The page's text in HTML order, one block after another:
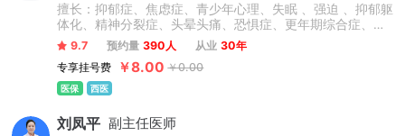
擅长：抑郁症、焦虑症、青少年心理、失眠 、强迫 、抑郁躯
体化、精神分裂症、头晕头痛、恐惧症、更年期综合症、神
经衰弱等各类精神障碍类疾病。此外，专注于对患者的稳固
治疗，以其丰宾的了临床经验和精湛的医学索养赢得了同行
的赞赏。
9.7 预约量 390人 从业 30年
专享挂号费
￥8.00 ￥0.00
医保 西医
刘凤平 副主任医师